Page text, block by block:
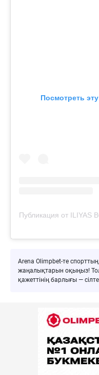
Посмотреть
Публикация от ILIYAS
Arena Olimpbet-те
жаңалықтарын оқыңыз!
қажеттінің барлығы —